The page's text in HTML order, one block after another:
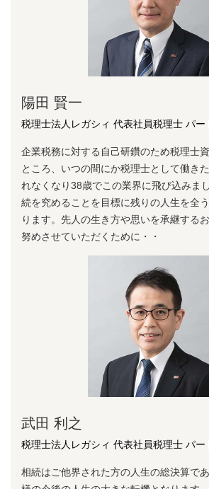
陽⽥ 賢⼀
税理士法人レガシィ 代表社員税理士 パー
企業税務に対する⾃⼰研鑽のため税理⼠
ところ、いつの間にか税理⼠として働き
れなくなり38歳でこの業界に⾶び込みま
続を究めることを⽬標に残りの⼈⽣を全
ります。先⼈の⽣き⽅や思いを承継する
努めさせていただくために・・
武田 利之
税理士法人レガシィ 代表社員税理士 パー
相続はご他界された方の人生の総決算で